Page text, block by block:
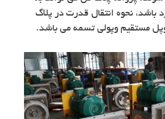
باشد، نحوه انتقال قدرت در پلاگ
مستقیم وپولی تسمه می باشد.